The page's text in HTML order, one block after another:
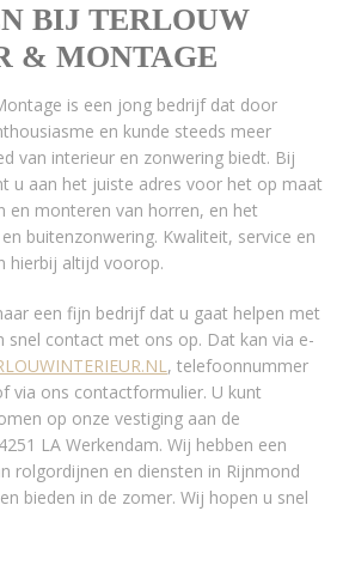
BIJ TERLOUW
& MONTAGE
is een jong bedrijf dat door
en kunde steeds meer
van interieur en zonwering biedt. Bij
u aan het juiste adres voor het op maat
en monteren van horren, en het
buitenzonwering. Kwaliteit, service en
hierbij altijd voorop.
een fijn bedrijf dat u gaat helpen met
snel contact met ons op. Dat kan via e-
, telefoonnummer
via ons contactformulier. U kunt
op onze vestiging aan de
LA Werkendam. Wij hebben een
rolgordijnen en diensten in Rijnmond
bieden in de zomer. Wij hopen u snel